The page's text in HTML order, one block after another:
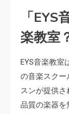
「
楽教室
EYS音楽教室
の音楽スクー
スンが提供
品質の楽器を